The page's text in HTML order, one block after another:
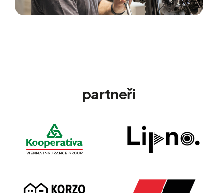
partneři